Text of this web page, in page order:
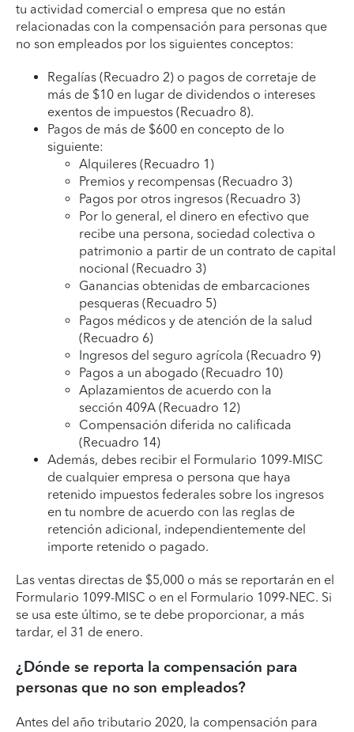
tu actividad comercial o empresa que no están
relacionadas con la compensación para personas que
no son empleados por los siguientes conceptos:
Regalías (Recuadro 2) o pagos de corretaje de
más de $10 en lugar de dividendos o intereses
exentos de impuestos (Recuadro 8).
Pagos de más de $600 en concepto de lo
siguiente:
Alquileres (Recuadro 1)
Premios y recompensas (Recuadro 3)
Pagos por otros ingresos (Recuadro 3)
Por lo general, el dinero en efectivo que
recibe una persona, sociedad colectiva o
patrimonio a partir de un contrato de capital
nocional (Recuadro 3)
Ganancias obtenidas de embarcaciones
pesqueras (Recuadro 5)
Pagos médicos y de atención de la salud
(Recuadro 6)
Ingresos del seguro agrícola (Recuadro 9)
Pagos a un abogado (Recuadro 10)
Aplazamientos de acuerdo con la
sección 409A (Recuadro 12)
Compensación diferida no calificada
(Recuadro 14)
Además, debes recibir el Formulario 1099-MISC
de cualquier empresa o persona que haya
retenido impuestos federales sobre los ingresos
en tu nombre de acuerdo con las reglas de
retención adicional, independientemente del
importe retenido o pagado.
Las ventas directas de $5,000 o más se reportarán en el
Formulario 1099-MISC o en el Formulario 1099-NEC. Si
se usa este último, se te debe proporcionar, a más
tardar, el 31 de enero.
¿Dónde se reporta la compensación para
personas que no son empleados?
Antes del año tributario 2020, la compensación para